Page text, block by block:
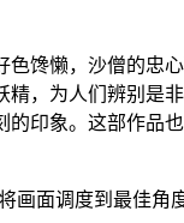
馋懒，沙僧的忠
，为人们辨别是
印象。这部作品
面调度到最佳角